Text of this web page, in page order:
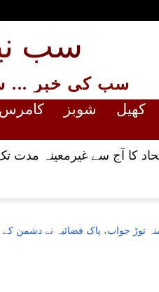
سب
سب کی خبر ...
کھیل شوبز کامرس
کا آج سے غیرمعینہ مدت
توڑ جواب، پاک فضائیہ نے دشمن کے